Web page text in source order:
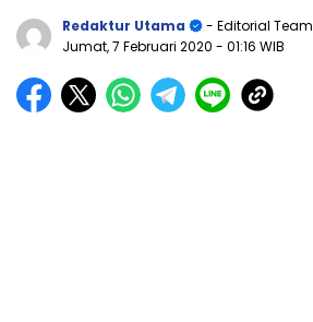
Redaktur Utama
- Editorial Team
Jumat, 7 Februari 2020 - 01:16 WIB